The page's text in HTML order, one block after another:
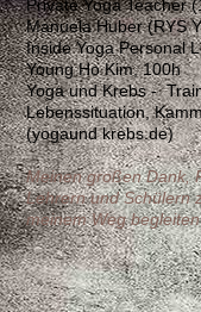
Private Yoga Teacher
Manuela Huber (RYS
Inside Yoga Personal
Young Ho Kim, 100h
Yoga und Krebs -
Lebenssituation,
(yogaund krebs.de)
Meinen großen Dank,
Lehrern und Schülern
meinem Weg